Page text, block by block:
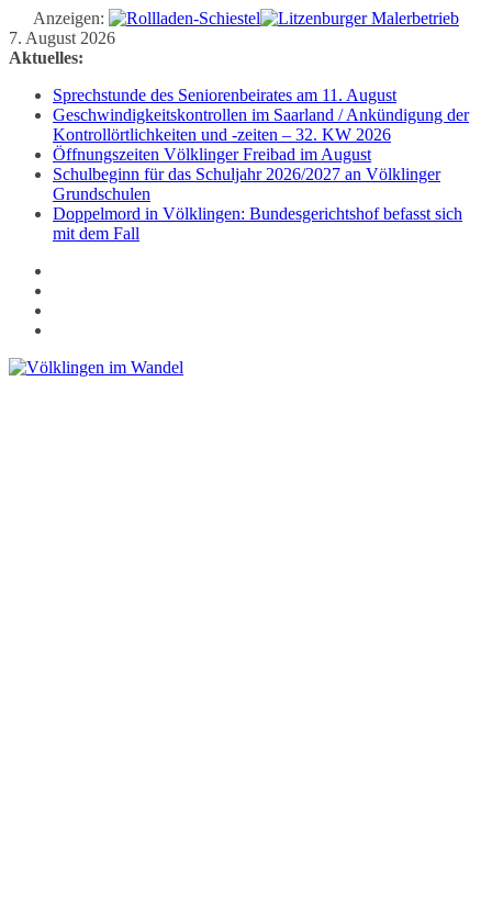
Anzeigen:
Zum
Inhalt
7. August 2026
Aktuelles:
Sprechstunde des Seniorenbeirates am 11. August
Geschwindigkeitskontrollen im Saarland / Ankündigung der
Kontrollörtlichkeiten und -zeiten – 32. KW 2026
Öffnungszeiten Völklinger Freibad im August
Schulbeginn für das Schuljahr 2026/2027 an Völklinger
Grundschulen
Doppelmord in Völklingen: Bundesgerichtshof befasst sich
mit dem Fall